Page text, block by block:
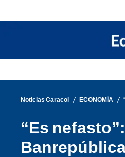
Noticias Caracol / ECONOMÍA /
“Es